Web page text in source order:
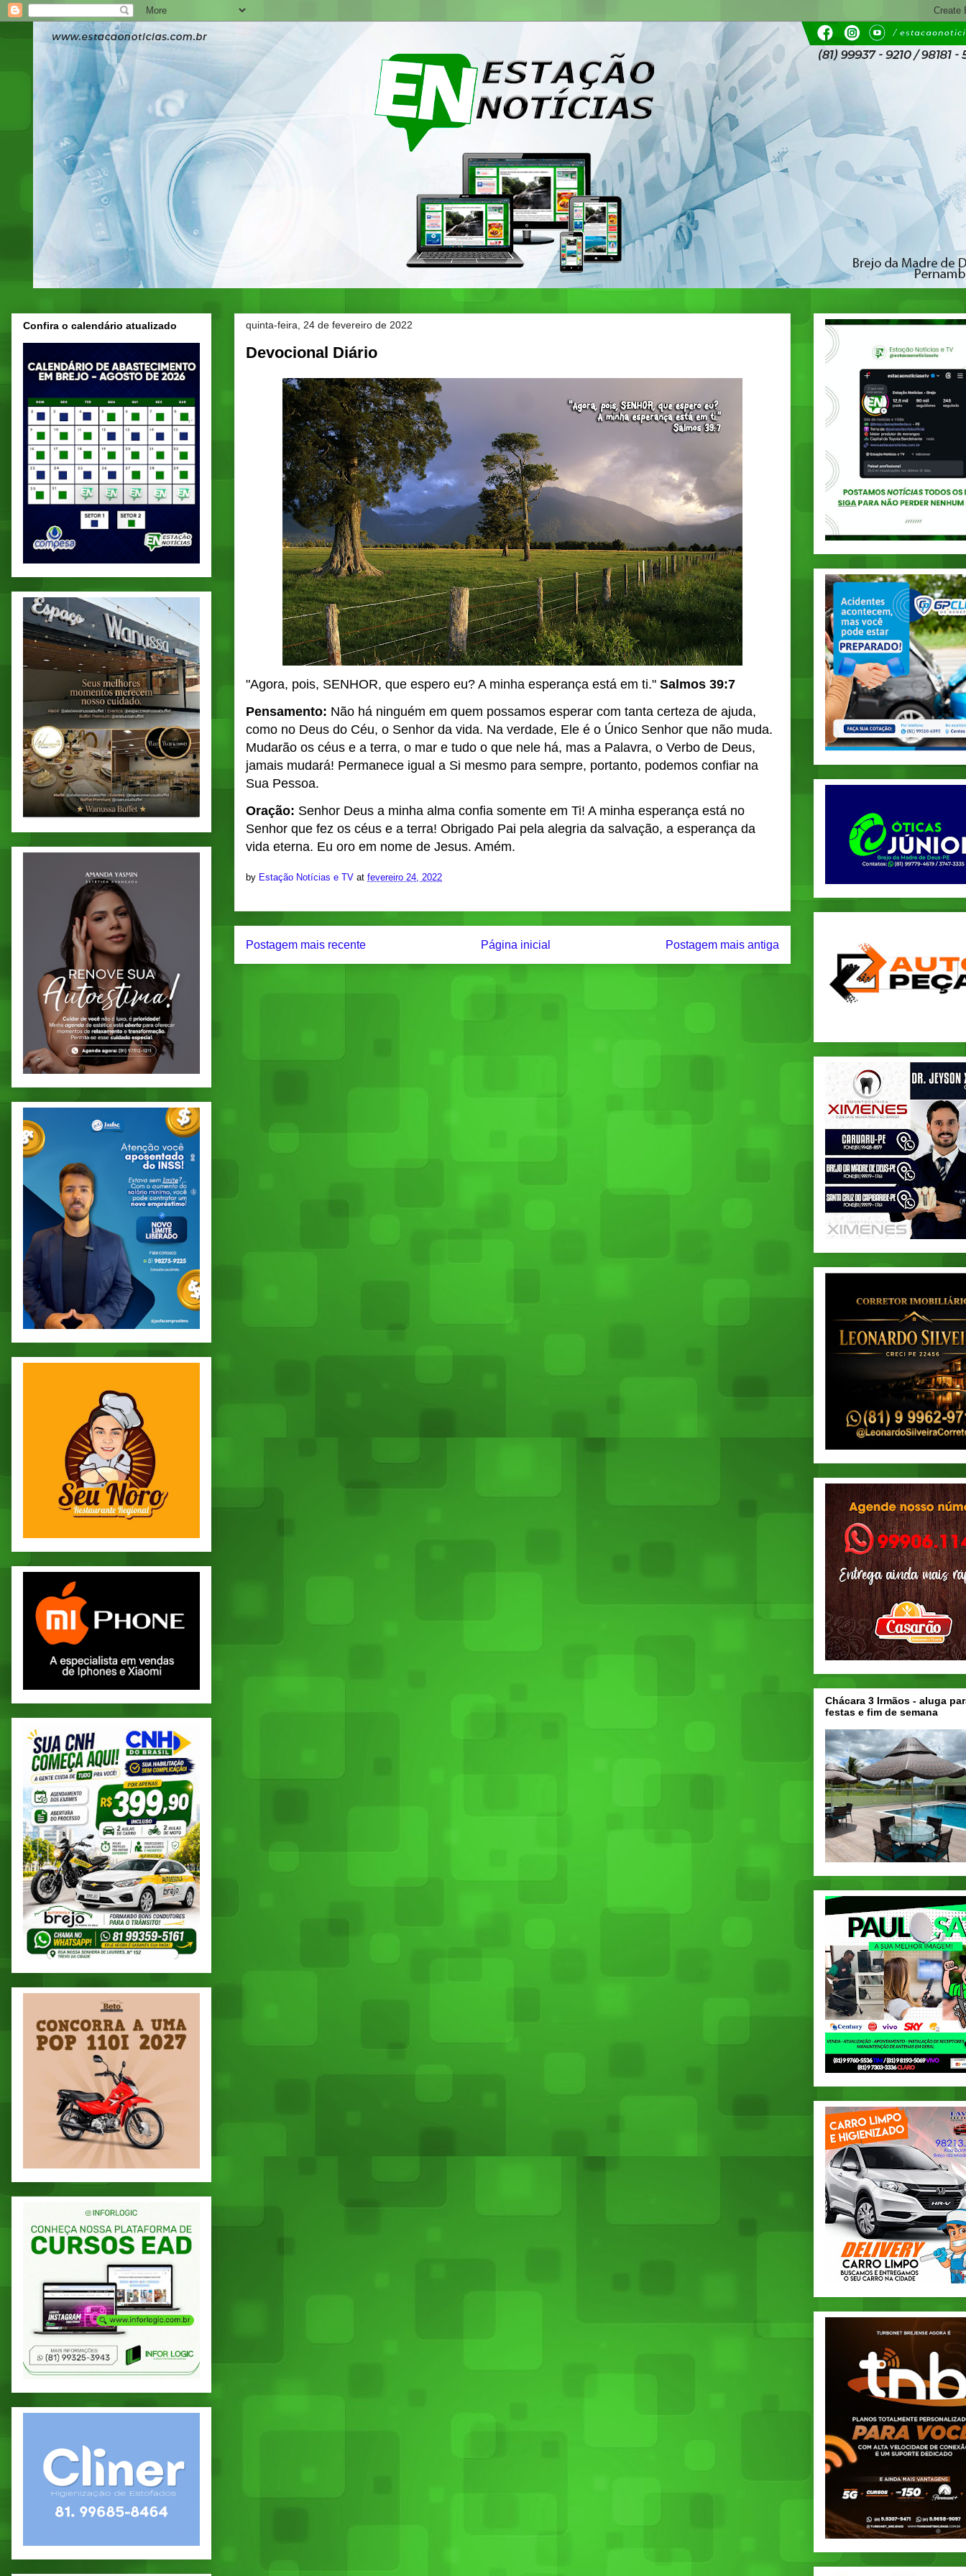
quinta-feira, 24 de fevereiro de 2022
Devocional Diário
"Agora, pois, SENHOR, que espero eu? A minha esperança está em ti." Salmos 39:7
Pensamento: Não há ninguém em quem possamos esperar com tanta certeza de ajuda,
como no Deus do Céu, o Senhor da vida. Na verdade, Ele é o Único Senhor que não muda.
Mudarão os céus e a terra, o mar e tudo o que nele há, mas a Palavra, o Verbo de Deus,
jamais mudará! Permanece igual a Si mesmo para sempre, portanto, podemos confiar na
Sua Pessoa.
Oração: Senhor Deus a minha alma confia somente em Ti! A minha esperança está no
Senhor que fez os céus e a terra! Obrigado Pai pela alegria da salvação, a esperança da
vida eterna. Eu oro em nome de Jesus. Amém.
by Estação Notícias e TV at fevereiro 24, 2022
Postagem mais recente Postagem mais antiga
Página inicial
Confira o calendário atualizado
Chácara 3 Irmãos - aluga
festas e fim de semana